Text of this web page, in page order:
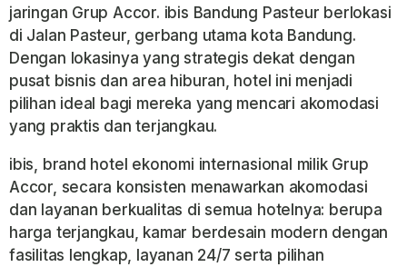
jaringan Grup Accor. ibis Bandung Pasteur berlokasi
di Jalan Pasteur, gerbang utama kota Bandung.
Dengan lokasinya yang strategis dekat dengan
pusat bisnis dan area hiburan, hotel ini menjadi
pilihan ideal bagi mereka yang mencari akomodasi
yang praktis dan terjangkau.
ibis, brand hotel ekonomi internasional milik Grup
Accor, secara konsisten menawarkan akomodasi
dan layanan berkualitas di semua hotelnya: berupa
harga terjangkau, kamar berdesain modern dengan
fasilitas lengkap, layanan 24/7 serta pilihan